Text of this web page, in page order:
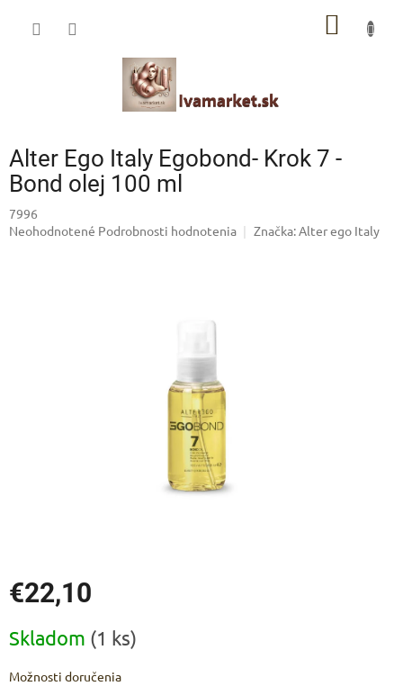
Alter Ego Italy Egobond- Krok 7 -
Bond olej 100 ml
7996
Priemerné
Neohodnotené Podrobnosti hodnotenia Značka:Alter ego Italy
€22,10
cena:
Skladom (1 ks)
Možnosti doručenia
IVAMARKET poradca